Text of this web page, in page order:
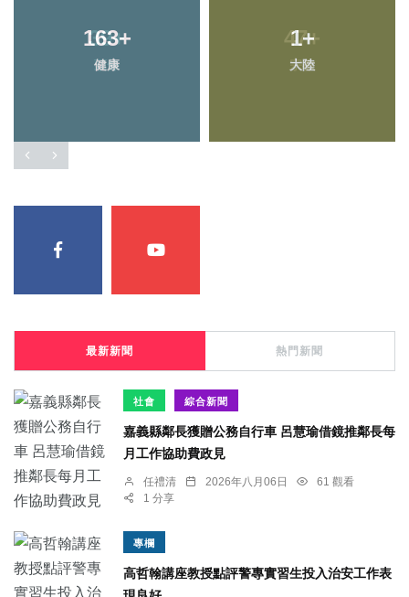
163+
健康
1+
大陸
39+
頭條
47+
宗教
最新新聞 熱門新聞
社會 綜合新聞
嘉義縣鄰長獲贈公務自行車 呂慧瑜借鏡推鄰長每
月工作協助費政見
任禮清 2026年八月06日
61 觀看
1 分享
專欄
高哲翰講座教授點評警專實習生投入治安工作表